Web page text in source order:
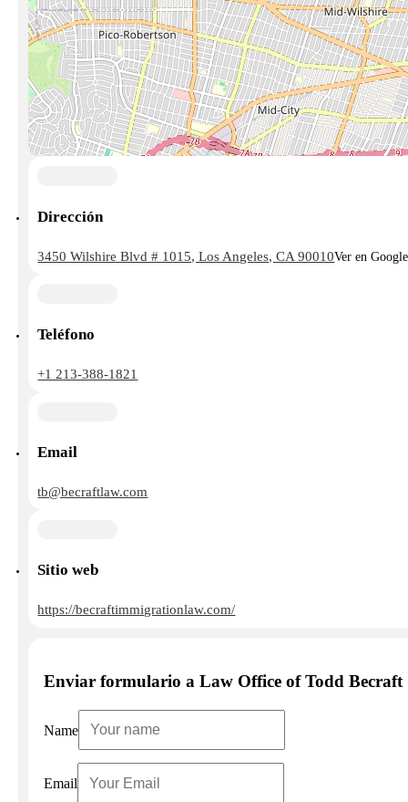
Dirección
3450 Wilshire Blvd # 1015, Los Angeles, CA 90010Ver en
Teléfono
+1 213-388-1821
Email
tb@becraftlaw.com
Sitio web
https://becraftimmigrationlaw.com/
Enviar formulario a Law Office of Todd Becraft
Name
Email